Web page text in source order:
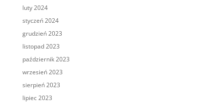
luty 2024
styczeń 2024
grudzień 2023
listopad 2023
październik 2023
wrzesień 2023
sierpień 2023
lipiec 2023